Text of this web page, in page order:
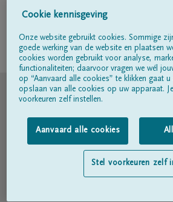
Volg ons op
© DELA
Privacyverklaring
Cookie kennisgeving
Onze website gebruikt cookies. Sommige
goede werking van de website en plaatsen
cookies worden gebruikt voor analyse,
functionaliteiten; daarvoor vragen we wél
op “Aanvaard alle cookies” te klikken gaat
opslaan van alle cookies op uw apparaat.
voorkeuren zelf instellen.
Aanvaard alle cookies
Stel voorkeuren zelf